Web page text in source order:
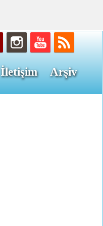
İletişim Arşiv